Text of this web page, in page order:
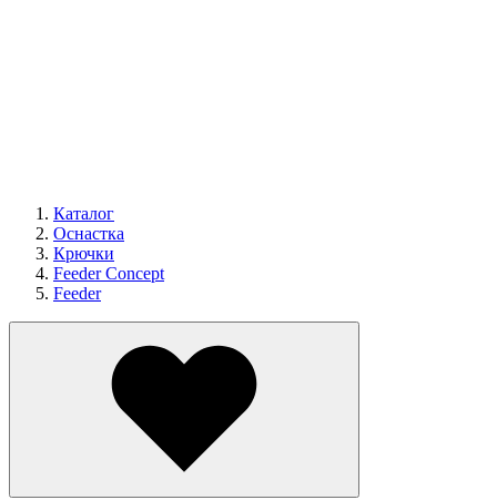
Каталог
Оснастка
Крючки
Feeder Concept
Feeder